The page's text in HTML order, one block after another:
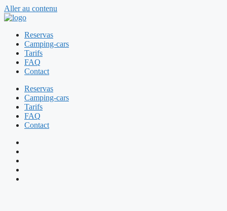
Aller au contenu
Reservas
Camping-cars
Tarifs
FAQ
Contact
Reservas
Camping-cars
Tarifs
FAQ
Contact